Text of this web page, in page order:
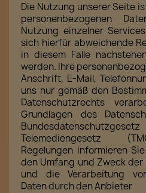
Die Nutzung unserer Seite
personenbezogenen
Nutzung einzelner
sich hierfür abweichende
in diesem Falle
werden. Ihre
Anschrift, E-Mail,
uns nur gemäß den
Datenschutzrechts
Grundlagen des
Telemediengesetz
Regelungen informieren
den Umfang und Zweck
und die Verarbeitung
Daten durch den Anbieter